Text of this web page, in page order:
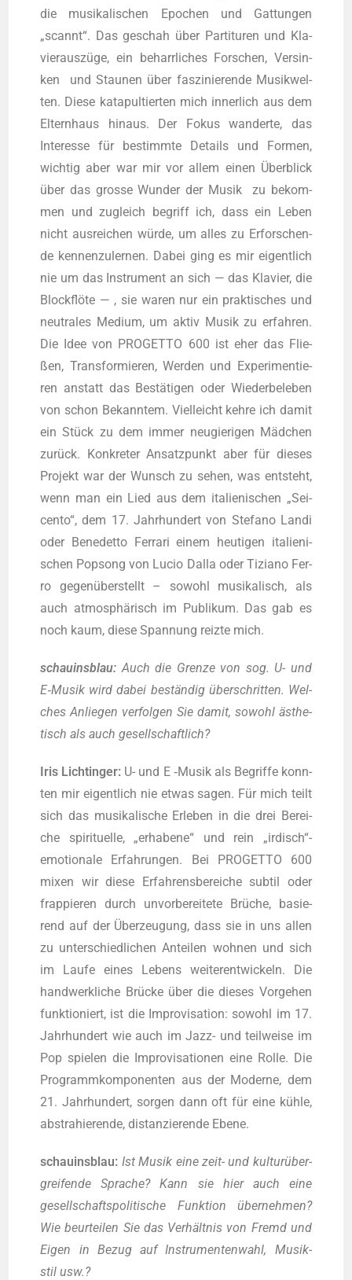
die musi­ka­li­schen Epo­chen und Gat­tun­gen
„scannt“. Das geschah über Par­ti­tu­ren und Kla­
vier­aus­zü­ge, ein beharr­li­ches For­schen, Ver­sin­
ken und Stau­nen über fas­zi­nie­ren­de Musik­wel­
ten. Die­se kata­pul­tier­ten mich inner­lich aus dem
Eltern­haus hin­aus. Der Fokus wan­der­te, das
Inter­es­se für bestimm­te Details und For­men,
wich­tig aber war mir vor allem einen Über­blick
über das gros­se Wun­der der Musik zu bekom­
men und zugleich begriff ich, dass ein Leben
nicht aus­rei­chen wür­de, um alles zu Erfor­schen­
de ken­nen­zu­ler­nen. Dabei ging es mir eigent­lich
nie um das Instru­ment an sich — das Kla­vier, die
Block­flö­te — , sie waren nur ein prak­ti­sches und
neu­tra­les Medi­um, um aktiv Musik zu erfah­ren.
Die Idee von PROGETTO 600 ist eher das Flie­
ßen, Trans­for­mie­ren, Wer­den und Expe­ri­men­tie­
ren anstatt das Bestä­ti­gen oder Wie­der­be­le­ben
von schon Bekann­tem. Viel­leicht keh­re ich damit
ein Stück zu dem immer neu­gie­ri­gen Mäd­chen
zurück. Kon­kre­ter Ansatz­punkt aber für die­ses
Pro­jekt war der Wunsch zu sehen, was ent­steht,
wenn man ein Lied aus dem ita­lie­ni­schen „Sei­
cen­to“, dem 17. Jahr­hun­dert von Ste­fa­no Lan­di
oder Bene­det­to Fer­ra­ri einem heu­ti­gen ita­lie­ni­
schen Pop­song von Lucio Dal­la oder Tizia­no Fer­
ro gegen­über­stellt – sowohl musi­ka­lisch, als
auch atmo­sphä­risch im Publi­kum. Das gab es
noch kaum, die­se Span­nung reiz­te mich.
schau­ins­blau: Auch die Gren­ze von sog. U- und
E‑Musik wird dabei bestän­dig über­schrit­ten. Wel­
ches Anlie­gen ver­fol­gen Sie damit, sowohl ästhe­
tisch als auch gesellschaftlich?
Iris Licht­in­ger: U- und E ‑Musik als Begrif­fe konn­
ten mir eigent­lich nie etwas sagen. Für mich teilt
sich das musi­ka­li­sche Erle­ben in die drei Berei­
che spi­ri­tu­el­le, „erha­be­ne“ und rein „irdisch“-
emotionale Erfah­run­gen. Bei PROGETTO 600
mixen wir die­se Erfah­rens­be­rei­che sub­til oder
frap­pie­ren durch unvor­be­rei­te­te Brü­che, basie­
rend auf der Über­zeu­gung, dass sie in uns allen
zu unter­schied­li­chen Antei­len woh­nen und sich
im Lau­fe eines Lebens wei­ter­ent­wi­ckeln. Die
hand­werk­li­che Brü­cke über die die­ses Vor­ge­hen
funk­tio­niert, ist die Impro­vi­sa­ti­on: sowohl im 17.
Jahr­hun­dert wie auch im Jazz- und teil­wei­se im
Pop spie­len die Impro­vi­sa­tio­nen eine Rol­le. Die
Pro­gramm­kom­po­nen­ten aus der Moder­ne, dem
21. Jahr­hun­dert, sor­gen dann oft für eine küh­le,
abs­tra­hie­ren­de, distan­zie­ren­de Ebene.
schau­ins­blau: Ist Musik eine zeit- und kul­tur­über­
grei­fen­de Spra­che? Kann sie hier auch eine
gesell­schafts­po­li­ti­sche Funk­ti­on über­neh­men?
Wie beur­tei­len Sie das Ver­hält­nis von Fremd und
Eigen in Bezug auf Instru­men­ten­wahl, Musik­
stil usw.?